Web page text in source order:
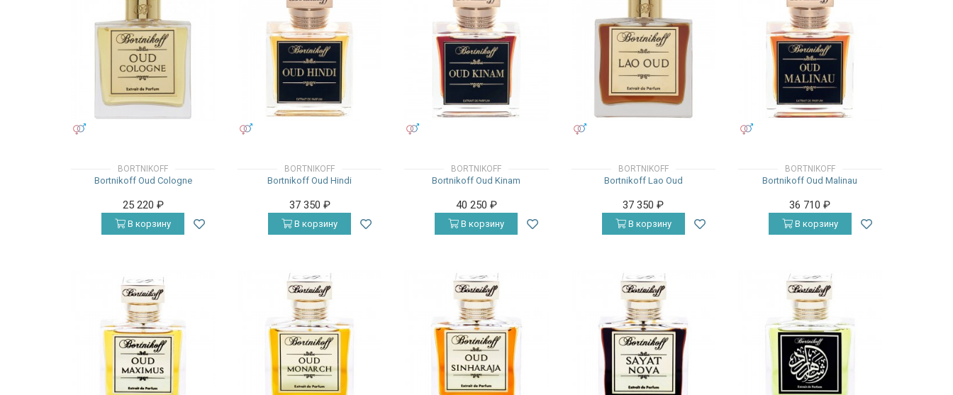
BORTNIKOFF
Bortnikoff Oud Cologne
25 220 ₽
В корзину
BORTNIKOFF
Bortnikoff Oud Hindi
37 350 ₽
В корзину
BORTNIKOFF
Bortnikoff Oud Kinam
40 250 ₽
В корзину
BORTNIKOFF
Bortnikoff Lao Oud
37 350₽
В корзину
BORTNIKOFF
Bortnikoff Oud Malinau
36 710₽
В корзину